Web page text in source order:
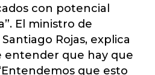
con potencial
El ministro de
Rojas, explica
entender que hay que
que esto